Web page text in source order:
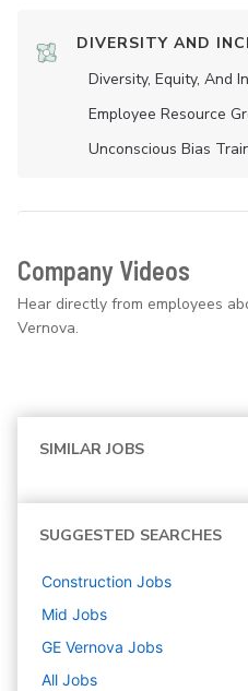
DIVERSITY AND
Diversity, Equity, And
Employee Resource
Unconscious Bias
Company Videos
Hear directly from employees
Vernova.
SIMILAR JOBS
SUGGESTED SEARCHES
Construction Jobs
Mid Jobs
GE Vernova Jobs
All Jobs